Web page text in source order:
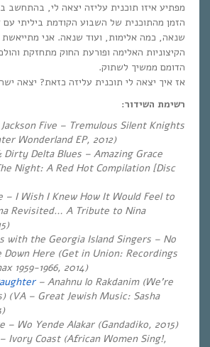
מפתיע איזו תוכנית עליזה יצאה לי, בהתחשב
הזמן מהתוכנית של השבוע הקודמת ביליתי עם
שנאה, כמה אלימות, ועוד שנאה. אני
הקיצוניות האלימה ופורעת החוק מתחזקת
הדומם ממשיך לשתוק.
אז איך יצאה לי תוכנית עליזה כזאת? יצאה
רשימת השידור:
Jackson Five – Tremulous Silent Knights
Wonderland EP, 2012)
Dirty Delta Blues – Amazing Grace
Night: A Red Hot Compilation [Disc
– I Wish I Knew How It Would Feel to
Revisited… A Tribute to Nina
with the Georgia Island Singers – No
Down Here (Get in Union: Recordings
1959-1966, 2014)
– Anahnu lo Rakdanim (We’re
(VA – Great Jewish Music: Sasha
– Wo Yende Alakar (Gandadiko, 2015)
Ivory Coast (African Women Sing!,